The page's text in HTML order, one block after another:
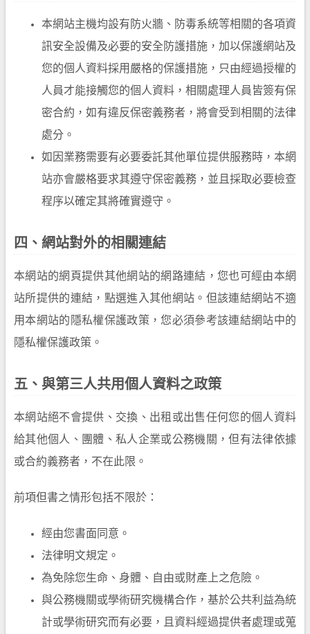
本網站主機均設有防火牆、防毒系統等相關的各項資
訊安全設備及必要的安全防護措施，加以保護網站及
您的個人資料採用嚴格的保護措施，只由經過授權的
人員才能接觸您的個人資料，相關處理人員皆簽有保
密合約，如有違反保密義務者，將會受到相關的法律
處分。
如因業務需要有必要委託其他單位提供服務時，本網
站亦會嚴格要求其遵守保密義務，並且採取必要檢查
程序以確定其將確實遵守。
四、網站對外的相關連結
本網站的網頁提供其他網站的網路連結，您也可經由本網
站所提供的連結，點選進入其他網站。但該連結網站不適
用本網站的隱私權保護政策，您必須參考該連結網站中的
隱私權保護政策。
五、與第三人共用個人資料之政策
本網站絕不會提供、交換、出租或出售任何您的個人資料
給其他個人、團體、私人企業或公務機關，但有法律依據
或合約義務者，不在此限。
前項但書之情形包括不限於：
經由您書面同意。
法律明文規定。
為免除您生命、身體、自由或財產上之危險。
與公務機關或學術研究機構合作，基於公共利益為統
計或學術研究而有必要，且資料經過提供者處理或蒐